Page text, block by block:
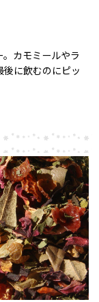
カモミールやラ
に飲むのにピッ